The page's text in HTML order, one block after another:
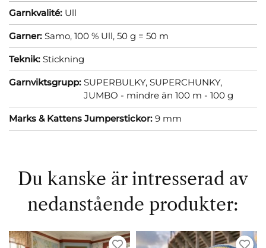
Garnkvalité: Ull
Garner: Samo, 100 % Ull, 50 g = 50 m
Teknik: Stickning
Garnviktsgrupp: SUPERBULKY, SUPERCHUNKY,
JUMBO - mindre än 100 m - 100 g
Marks & Kattens Jumperstickor: 9 mm
Du kanske är intresserad av
nedanstående produkter: